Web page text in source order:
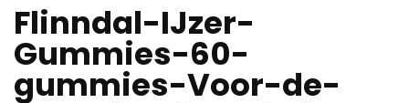
Flinndal-IJzer-
Gummies-60-
gummies-Voor-de-